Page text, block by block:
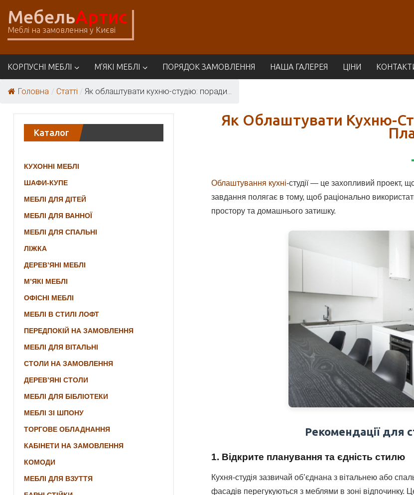
content
МебельАртис
Меблі на замовлення у Києві
Меблі
Артіс
КОРПУСНІ МЕБЛІ М’ЯКІ МЕБЛІ ПОРЯДОК ЗАМОВЛЕННЯ НАША ГАЛЕРЕЯ ЦІНИ
Головна / Статті / Як облаштувати кухню-студію: поради...
Як Облаштувати Кухню-
Облаштування кухні-студії — це захопливий проект,
завдання полягає в тому, щоб раціонально
простору та домашнього затишку.
Рекомендації для
1. Відкрите планування та єдність стилю
Кухня-студія зазвичай об’єднана з вітальнею або
фасадів перегукуються з меблями в зоні відпочинку.
Каталог
КУХОННІ МЕБЛІ
ШАФИ-КУПЕ
МЕБЛІ ДЛЯ ДІТЕЙ
МЕБЛІ ДЛЯ ВАННОЇ
МЕБЛІ ДЛЯ СПАЛЬНІ
ЛІЖКА
ДЕРЕВ’ЯНІ МЕБЛІ
М’ЯКІ МЕБЛІ
ОФІСНІ МЕБЛІ
МЕБЛІ В СТИЛІ ЛОФТ
ПЕРЕДПОКІЙ НА ЗАМОВЛЕННЯ
МЕБЛІ ДЛЯ ВІТАЛЬНІ
СТОЛИ НА ЗАМОВЛЕННЯ
ДЕРЕВ’ЯНІ СТОЛИ
МЕБЛІ ДЛЯ БІБЛІОТЕКИ
МЕБЛІ ЗІ ШПОНУ
ТОРГОВЕ ОБЛАДНАННЯ
КАБІНЕТИ НА ЗАМОВЛЕННЯ
КОМОДИ
МЕБЛІ ДЛЯ ВЗУТТЯ